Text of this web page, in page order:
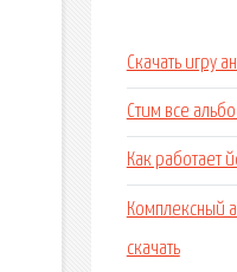
Скачать игру
Стим все
Как работает
Комплексный
скачать